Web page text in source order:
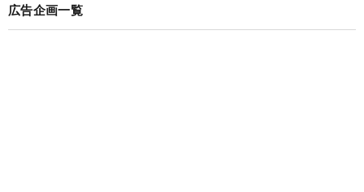
広告企画一覧